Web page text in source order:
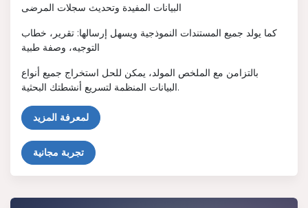
البيانات المفيدة وتحديث سجلات المرضى
كما يولد جميع المستندات النموذجية ويسهل إرسالها: تقرير، خطاب
التوجيه، وصفة طبية
بالتزامن مع الملخص المولد، يمكن للحل استخراج جميع أنواع
البيانات المنظمة لتسريع أنشطتك البحثية.
لمعرفة المزيد
تجربة مجانية